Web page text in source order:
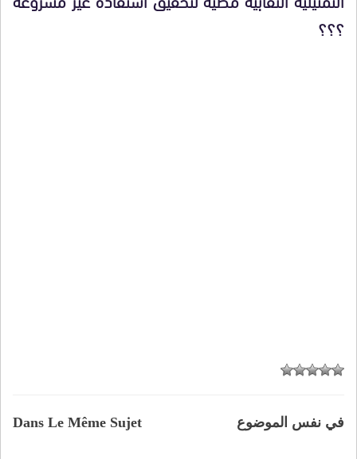
؟؟؟
Dans Le Même Sujet في نفس الموضوع